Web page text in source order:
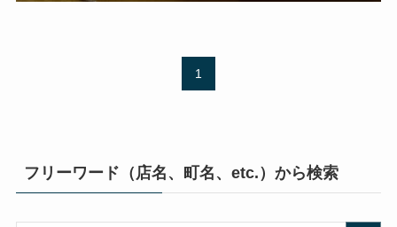
1
フリーワード（店名、町名、etc.）から検索